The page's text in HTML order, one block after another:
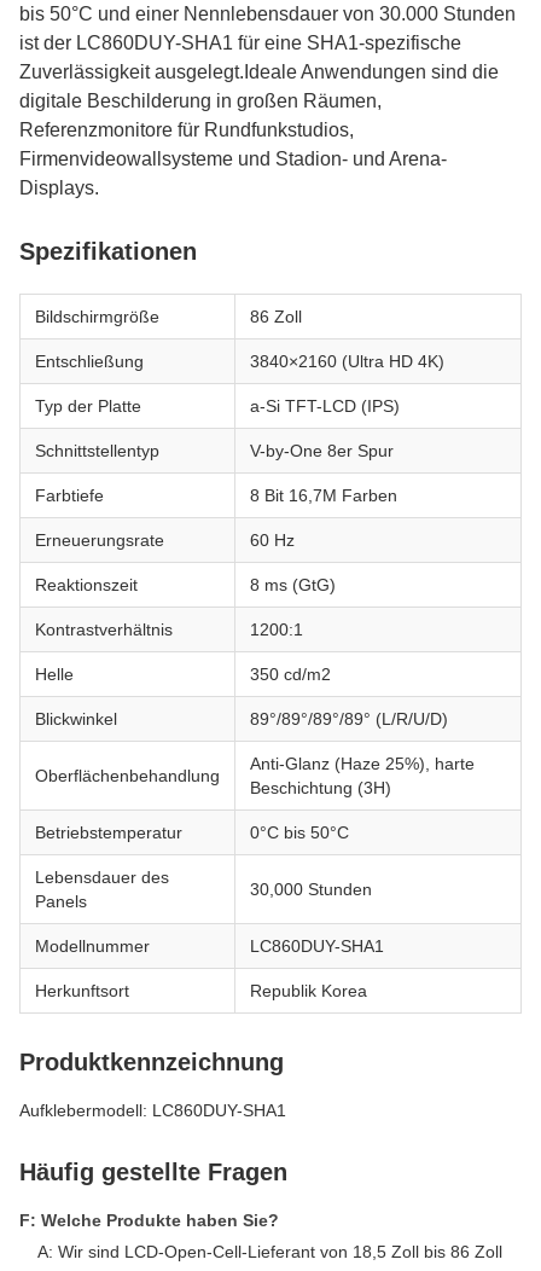
bis 50°C und einer Nennlebensdauer von 30.000 Stunden
ist der LC860DUY-SHA1 für eine SHA1-spezifische
Zuverlässigkeit ausgelegt.Ideale Anwendungen sind die
digitale Beschilderung in großen Räumen,
Referenzmonitore für Rundfunkstudios,
Firmenvideowallsysteme und Stadion- und Arena-
Displays.
Spezifikationen
Bildschirmgröße 86 Zoll
Entschließung 3840×2160 (Ultra HD 4K)
Typ der Platte a-Si TFT-LCD (IPS)
Schnittstellentyp V-by-One 8er Spur
Farbtiefe 8 Bit 16,7M Farben
Erneuerungsrate 60 Hz
Reaktionszeit 8 ms (GtG)
Kontrastverhältnis 1200:1
Helle 350 cd/m2
Blickwinkel 89°/89°/89°/89° (L/R/U/D)
Oberflächenbehandlung
Anti-Glanz (Haze 25%), harte
Beschichtung (3H)
Betriebstemperatur 0°C bis 50°C
Lebensdauer des
Panels
30,000 Stunden
Modellnummer LC860DUY-SHA1
Herkunftsort Republik Korea
Produktkennzeichnung
Aufklebermodell: LC860DUY-SHA1
Häufig gestellte Fragen
F: Welche Produkte haben Sie?
A: Wir sind LCD-Open-Cell-Lieferant von 18,5 Zoll bis 86 Zoll